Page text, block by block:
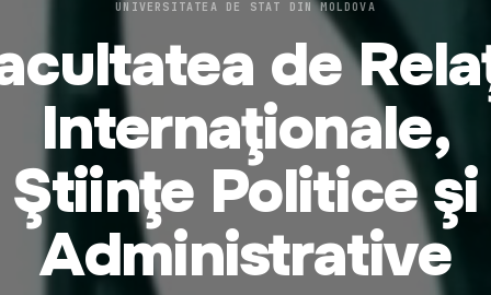
UNIVERSITATEA DE STAT DIN MOLDOVA
de
Internaţionale,
Ştiinţe Politice şi
Administrative